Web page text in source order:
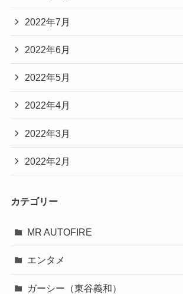
2022年7月
2022年6月
2022年5月
2022年4月
2022年3月
2022年2月
カテゴリー
MR AUTOFIRE
エンタメ
ガーシー（東谷義和）